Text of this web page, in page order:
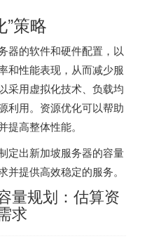
”策略
器的软件和硬件配置，以
和性能表现，从而减少服
采用虚拟化技术、负载均
利用。资源优化可以帮助
高整体性能。
定出新加坡服务器的容量
提供高效稳定的服务。
量规划：估算资
求